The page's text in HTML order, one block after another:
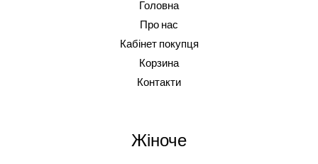
Головна
Про нас
Кабінет покупця
Корзина
Контакти
Жіноче